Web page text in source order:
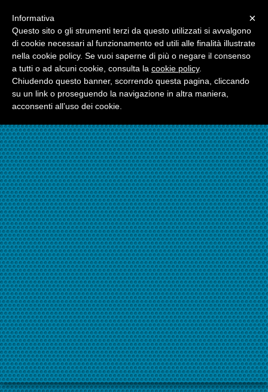
☎324.7403485
×
Informativa
Questo sito o gli strumenti terzi da questo utilizzati si avvalgono
di cookie necessari al funzionamento ed utili alle finalità illustrate
nella cookie policy. Se vuoi saperne di più o negare il consenso
a tutti o ad alcuni cookie, consulta la cookie policy.
Chiudendo questo banner, scorrendo questa pagina, cliccando
su un link o proseguendo la navigazione in altra maniera,
acconsenti all’uso dei cookie.